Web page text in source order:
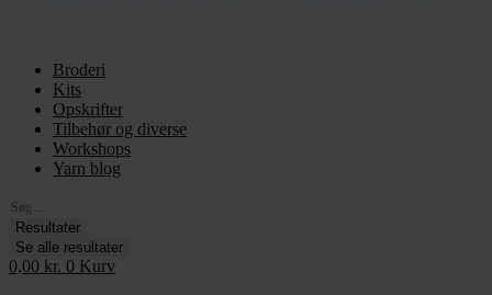
Broderi
Kits
Opskrifter
Tilbehør og diverse
Workshops
Yarn blog
Search
...Resultater
Se alle resultater
0,00 kr. 0 Kurv